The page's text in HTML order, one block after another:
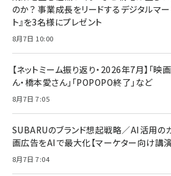
のか？ 事業成長をリードするデジタルマー
ト』を3名様にプレゼント
8月7日 10:00
【ネットミーム振り返り・2026年7月】「映
ん・橋本愛さん」「POPOPO終了」など
8月7日 7:05
SUBARUのブランド想起戦略／AI活用のカ
画広告をAIで最大化【マーケター向け講演
8月7日 7:04